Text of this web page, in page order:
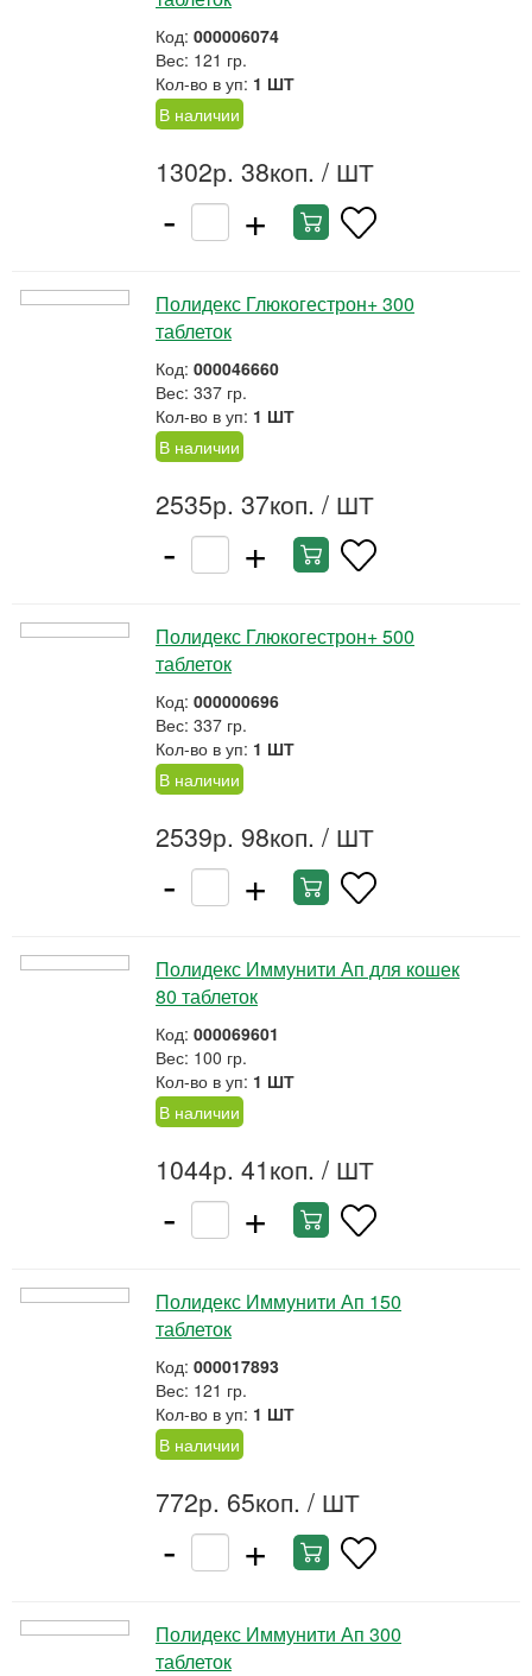
Код: 000006074
Вес: 121 гр.
Кол-во в уп: 1 ШТ
В наличии
1302р. 38коп. / ШТ
- +
Полидекс Глюкогестрон+ 300
таблеток
Код: 000046660
Вес: 337 гр.
Кол-во в уп: 1 ШТ
В наличии
2535р. 37коп. / ШТ
- +
Полидекс Глюкогестрон+ 500
таблеток
Код: 000000696
Вес: 337 гр.
Кол-во в уп: 1 ШТ
В наличии
2539р. 98коп. / ШТ
- +
Полидекс Иммунити Ап для кошек
80 таблеток
Код: 000069601
Вес: 100 гр.
Кол-во в уп: 1 ШТ
В наличии
1044р. 41коп. / ШТ
- +
Полидекс Иммунити Ап 150
таблеток
Код: 000017893
Вес: 121 гр.
Кол-во в уп: 1 ШТ
В наличии
772р. 65коп. / ШТ
- +
Полидекс Иммунити Ап 300
таблеток